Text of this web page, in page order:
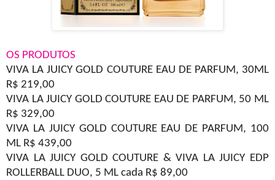
OS PRODUTOS
VIVA LA JUICY GOLD COUTURE EAU DE PARFUM, 30ML
R$ 219,00
VIVA LA JUICY GOLD COUTURE EAU DE PARFUM, 50 ML
R$ 329,00
VIVA LA JUICY GOLD COUTURE EAU DE PARFUM, 100
ML R$ 439,00
VIVA LA JUICY GOLD COUTURE & VIVA LA JUICY EDP
ROLLERBALL DUO, 5 ML cada R$ 89,00